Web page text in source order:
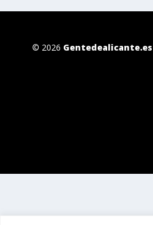
© 2026 Gentedealicante.es